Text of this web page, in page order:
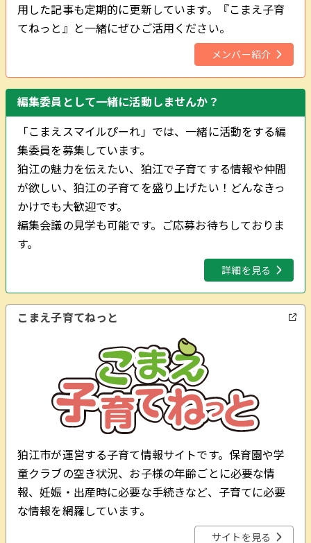
用した記事も定期的に更新しています。『こまえ子育
てねっと』と一緒にぜひご活用ください。
メンバー紹介
編集委員として一緒に活動しませんか？
「こまえスマイルぴーれ」では、一緒に活動をする編
集委員を募集しています。
狛江の魅力を伝えたい、狛江で子育てする情報や仲間
が欲しい、狛江の子育てを盛り上げたい！どんなきっ
かけでも大歓迎です。
編集会議の見学も可能です。ご応募お待ちしておりま
す。
詳細を見る
こまえ子育てねっと
狛江市が運営する子育て情報サイトです。保育園や学
童クラブの空き状況、お子様の年齢ごとに必要な情
報、妊娠・出産時に必要な手続きなど、子育てに必要
な情報を網羅しています。
サイトを見る